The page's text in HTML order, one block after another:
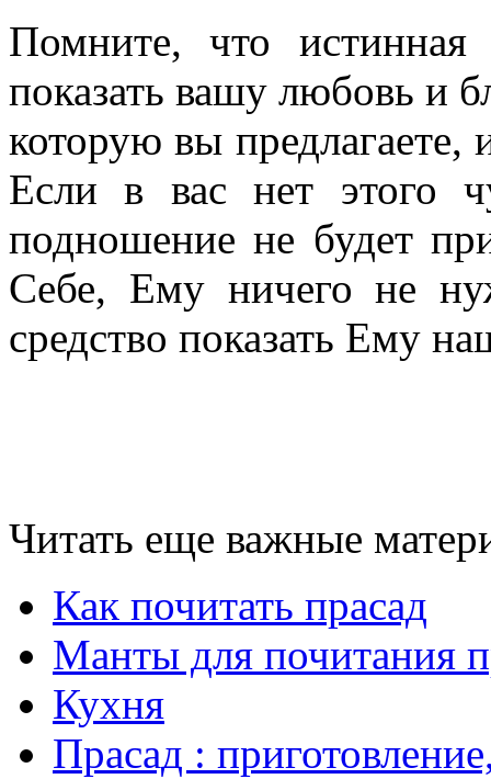
Помните, что
показать вашу любовь и
которую вы предлагаете,
Если в вас нет этого
подношение не будет
Себе, Ему ничего не
средство показать Ему
Читать еще важные
Как почитать прасад
Манты для почитания
Кухня
Прасад :